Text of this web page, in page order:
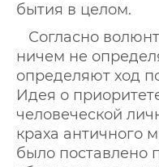
бытия в целом.
Согласно
ничем не
определяют ход
Идея о
человеческой
краха античного
было поставлено